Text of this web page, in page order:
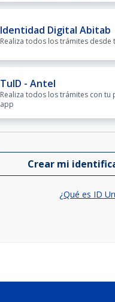
Identidad Digital Abitab
Realiza todos los trámites desde
TuID - Antel
Realiza todos los trámites con tu
app
Crear mi
¿Qué es ID